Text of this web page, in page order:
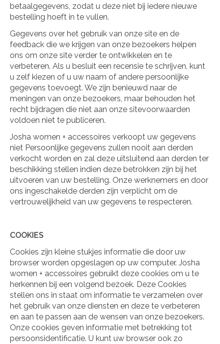
betaalgegevens, zodat u deze niet bij iedere nieuwe
bestelling hoeft in te vullen.
Gegevens over het gebruik van onze site en de
feedback die we krijgen van onze bezoekers helpen
ons om onze site verder te ontwikkelen en te
verbeteren. Als u besluit een recensie te schrijven, kunt
u zelf kiezen of u uw naam of andere persoonlijke
gegevens toevoegt. We zijn benieuwd naar de
meningen van onze bezoekers, maar behouden het
recht bijdragen die niet aan onze sitevoorwaarden
voldoen niet te publiceren.
Josha women + accessoires verkoopt uw gegevens
niet Persoonlijke gegevens zullen nooit aan derden
verkocht worden en zal deze uitsluitend aan derden ter
beschikking stellen indien deze betrokken zijn bij het
uitvoeren van uw bestelling. Onze werknemers en door
ons ingeschakelde derden zijn verplicht om de
vertrouwelijkheid van uw gegevens te respecteren.
COOKIES
Cookies zijn kleine stukjes informatie die door uw
browser worden opgeslagen op uw computer. Josha
women + accessoires gebruikt deze cookies om u te
herkennen bij een volgend bezoek. Deze Cookies
stellen ons in staat om informatie te verzamelen over
het gebruik van onze diensten en deze te verbeteren
en aan te passen aan de wensen van onze bezoekers.
Onze cookies geven informatie met betrekking tot
persoonsidentificatie. U kunt uw browser ook zo